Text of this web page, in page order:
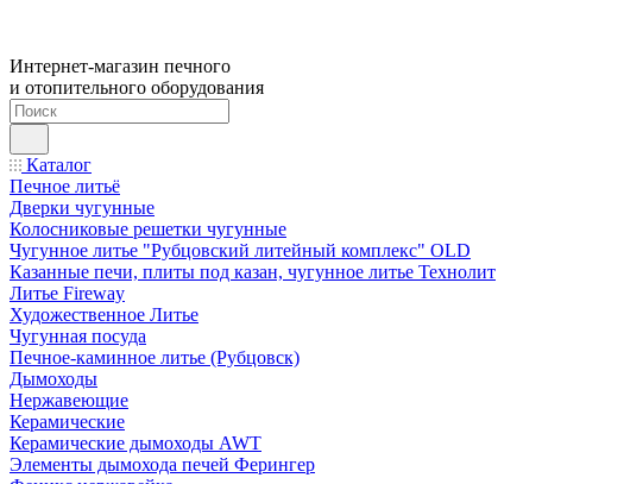
Интернет-магазин печного
и отопительного оборудования
Каталог
Печное литьё
Дверки чугунные
Колосниковые решетки чугунные
Чугунное литье "Рубцовский литейный комплекс" OLD
Казанные печи, плиты под казан, чугунное литье Технолит
Литье Fireway
Художественное Литье
Чугунная посуда
Печное-каминное литье (Рубцовск)
Дымоходы
Нержавеющие
Керамические
Керамические дымоходы AWT
Элементы дымохода печей Ферингер